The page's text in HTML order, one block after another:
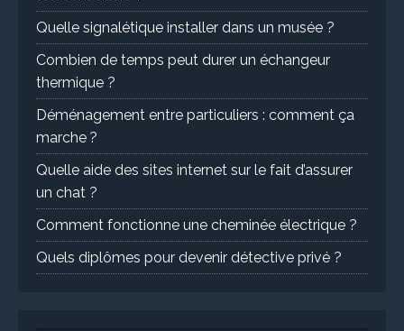
Quelle signalétique installer dans un musée ?
Combien de temps peut durer un échangeur
thermique ?
Déménagement entre particuliers : comment ça
marche ?
Quelle aide des sites internet sur le fait d’assurer
un chat ?
Comment fonctionne une cheminée électrique ?
Quels diplômes pour devenir détective privé ?